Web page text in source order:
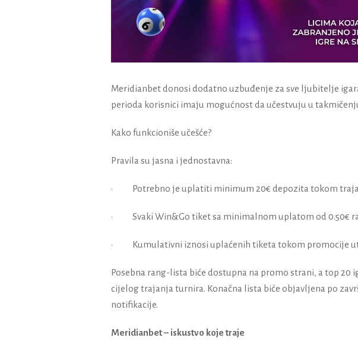
Meridianbet donosi dodatno uzbuđenje za sve ljubitelje
perioda korisnici imaju mogućnost da učestvuju u
Kako funkcioniše učešće?
Pravila su jasna i jednostavna:
• Potrebno je uplatiti minimum 20€ depozita tokom
• Svaki Win&Go tiket sa minimalnom uplatom od 0.50€
• Kumulativni iznosi uplaćenih tiketa tokom promocije
Posebna rang-lista biće dostupna na promo strani, a top 20
cijelog trajanja turnira. Konačna lista biće objavljena po
notifikacije.
Meridianbet – iskustvo koje traje